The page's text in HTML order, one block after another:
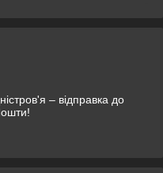
– відправка до